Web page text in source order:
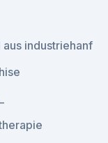
industriehanf